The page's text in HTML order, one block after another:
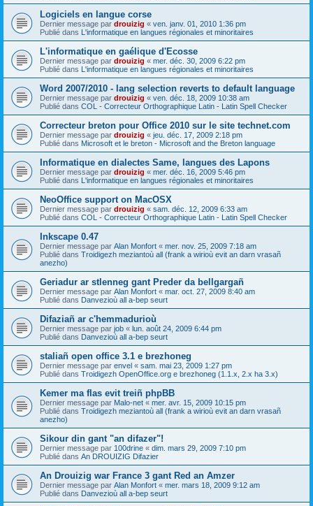
Logiciels en langue corse
Dernier message par drouizig « ven. janv. 01, 2010 1:36 pm
Publié dans L'informatique en langues régionales et minoritaires
L'informatique en gaélique d'Ecosse
Dernier message par drouizig « mer. déc. 30, 2009 6:22 pm
Publié dans L'informatique en langues régionales et minoritaires
Word 2007/2010 - lang selection reverts to default language
Dernier message par drouizig « ven. déc. 18, 2009 10:38 am
Publié dans COL - Correcteur Orthographique Latin - Latin Spell Checker
Correcteur breton pour Office 2010 sur le site technet.com
Dernier message par drouizig « jeu. déc. 17, 2009 2:18 pm
Publié dans Microsoft et le breton - Microsoft and the Breton language
Informatique en dialectes Same, langues des Lapons
Dernier message par drouizig « mer. déc. 16, 2009 5:46 pm
Publié dans L'informatique en langues régionales et minoritaires
NeoOffice support on MacOSX
Dernier message par drouizig « sam. déc. 12, 2009 6:33 am
Publié dans COL - Correcteur Orthographique Latin - Latin Spell Checker
Inkscape 0.47
Dernier message par Alan Monfort « mer. nov. 25, 2009 7:18 am
Publié dans Troidigezh meziantoù all (frank a wirioù evit an darn vrasañ
anezho)
Geriadur ar stlenneg gant Preder da bellgargañ
Dernier message par Alan Monfort « mar. oct. 27, 2009 8:40 am
Publié dans Danvezioù all a-bep seurt
Difaziañ ar c'hemmadurioù
Dernier message par job « lun. août 24, 2009 6:44 pm
Publié dans Danvezioù all a-bep seurt
staliañ open office 3.1 e brezhoneg
Dernier message par envel « sam. mai 23, 2009 1:27 pm
Publié dans Troidigezh OpenOffice.org e brezhoneg (1.1.x, 2.x ha 3.x)
Kemer ma flas evit treiñ phpBB
Dernier message par Malo-net « mer. avr. 15, 2009 10:15 pm
Publié dans Troidigezh meziantoù all (frank a wirioù evit an darn vrasañ
anezho)
Sikour din gant "an difazer"!
Dernier message par 100drine « dim. mars 29, 2009 7:10 pm
Publié dans An DROUIZIG Difazier
An Drouizig war France 3 gant Red an Amzer
Dernier message par Alan Monfort « mer. mars 18, 2009 9:12 am
Publié dans Danvezioù all a-bep seurt